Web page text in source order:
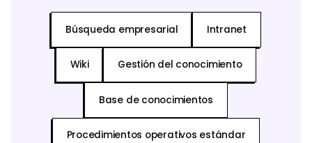
Búsqueda empresarial Intranet
Wiki Gestión del conocimiento
Base de conocimientos
Procedimientos operativos estándar